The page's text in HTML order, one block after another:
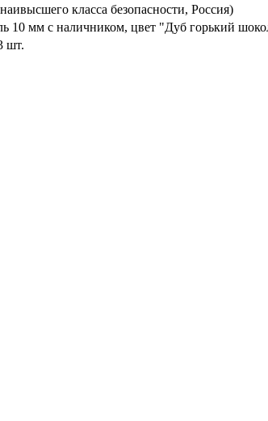
класса безопасности, Россия)
10 мм с наличником, цвет "Дуб горький
шт.